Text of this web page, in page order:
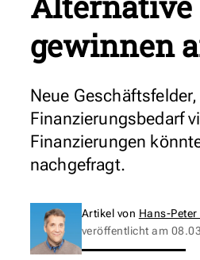
gewinnen
Neue
Finanzierungsbedarf
Finanzierungen
nachgefragt.
Artikel von Hans-Peter
veröffentlicht am